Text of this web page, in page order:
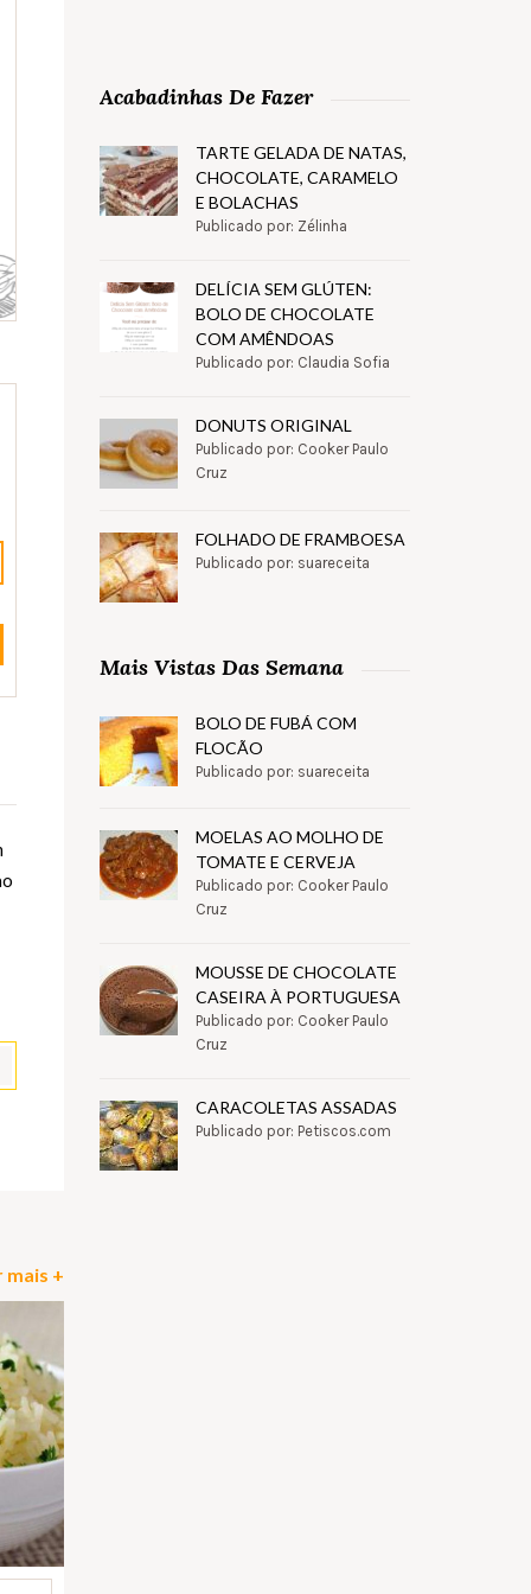
mais +
Acabadinhas De Fazer
TARTE GELADA DE NATAS,
CHOCOLATE, CARAMELO
E BOLACHAS
Publicado por: Zélinha
DELÍCIA SEM GLÚTEN:
BOLO DE CHOCOLATE
COM AMÊNDOAS
Publicado por: Claudia Sofia
DONUTS ORIGINAL
Publicado por: Cooker Paulo
Cruz
FOLHADO DE FRAMBOESA
Publicado por: suareceita
Mais Vistas Das Semana
BOLO DE FUBÁ COM
FLOCÃO
Publicado por: suareceita
MOELAS AO MOLHO DE
TOMATE E CERVEJA
Publicado por: Cooker Paulo
Cruz
MOUSSE DE CHOCOLATE
CASEIRA À PORTUGUESA
Publicado por: Cooker Paulo
Cruz
CARACOLETAS ASSADAS
Publicado por: Petiscos.com